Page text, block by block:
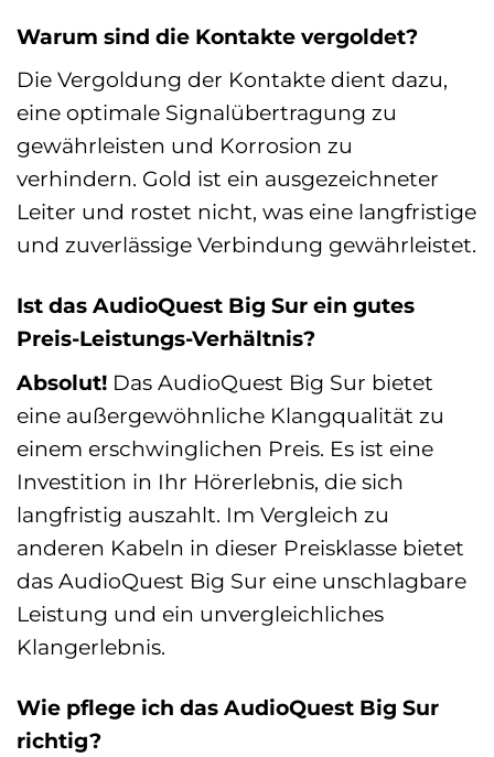
Warum sind die Kontakte vergoldet?
Die Vergoldung der Kontakte dient dazu,
eine optimale Signalübertragung zu
gewährleisten und Korrosion zu
verhindern. Gold ist ein ausgezeichneter
Leiter und rostet nicht, was eine langfristige
und zuverlässige Verbindung gewährleistet.
Ist das AudioQuest Big Sur ein gutes
Preis-Leistungs-Verhältnis?
Absolut! Das AudioQuest Big Sur bietet
eine außergewöhnliche Klangqualität zu
einem erschwinglichen Preis. Es ist eine
Investition in Ihr Hörerlebnis, die sich
langfristig auszahlt. Im Vergleich zu
anderen Kabeln in dieser Preisklasse bietet
das AudioQuest Big Sur eine unschlagbare
Leistung und ein unvergleichliches
Klangerlebnis.
Wie pflege ich das AudioQuest Big Sur
richtig?